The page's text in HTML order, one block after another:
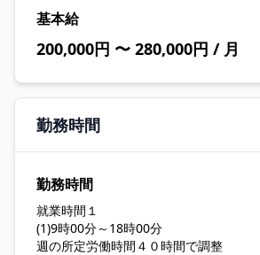
基本給
200,000円 〜 280,000円 / 月
勤務時間
勤務時間
就業時間１
(1)9時00分～18時00分
週の所定労働時間４０時間で調整